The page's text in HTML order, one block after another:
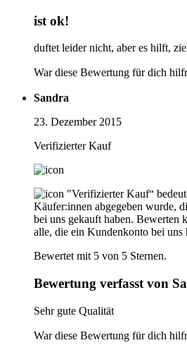
ist ok!
duftet leider nicht, aber es hilft,
War diese Bewertung für dich
Sandra
23. Dezember 2015
Verifizierter Kauf
"Verifizierter Kauf“
Käufer:innen abgegeben wurde,
bei uns gekauft haben. Bewerten
alle, die ein Kundenkonto bei uns
Bewertet mit 5 von 5 Sternen.
Bewertung verfasst von
Sehr gute Qualität
War diese Bewertung für dich